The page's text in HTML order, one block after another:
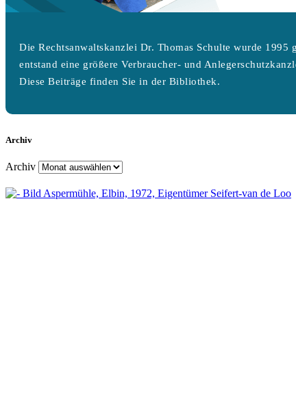
Die Rechtsanwaltskanzlei Dr. Thomas Schulte wurde 1995
entstand eine größere Verbraucher- und
Diese Beiträge finden Sie in der Bibliothek.
Archiv
Archiv